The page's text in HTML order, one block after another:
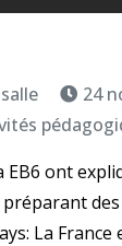
24
EB6 ont
La France